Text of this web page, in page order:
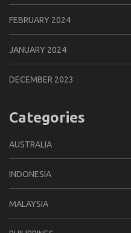
FEBRUARY 2024
JANUARY 2024
DECEMBER 2023
Categories
AUSTRALIA
INDONESIA
MALAYSIA